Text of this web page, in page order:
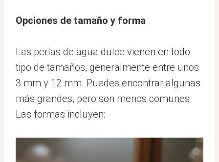
Opciones de tamaño y forma
Las perlas de agua dulce vienen en todo
tipo de tamaños, generalmente entre unos
3 mm y 12 mm. Puedes encontrar algunas
más grandes, pero son menos comunes.
Las formas incluyen: